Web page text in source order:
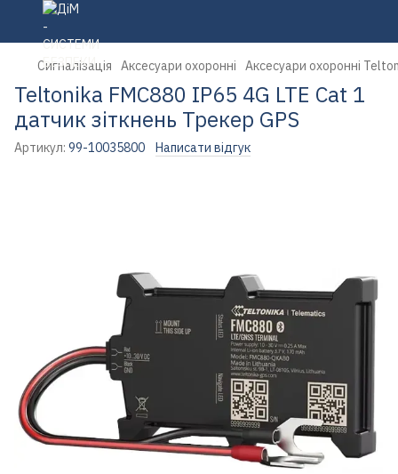
Сигналізація Аксесуари охоронні Аксесуари охоронні
Teltonika FMC880 IP65 4G LTE Cat 1
датчик зіткнень Трекер GPS
Артикул: 99-10035800 Написати відгук